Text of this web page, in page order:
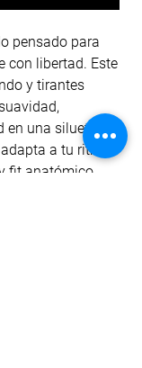
pensado para
con libertad. Este
y tirantes
una silueta
a tu ritmo.
fit anatómico